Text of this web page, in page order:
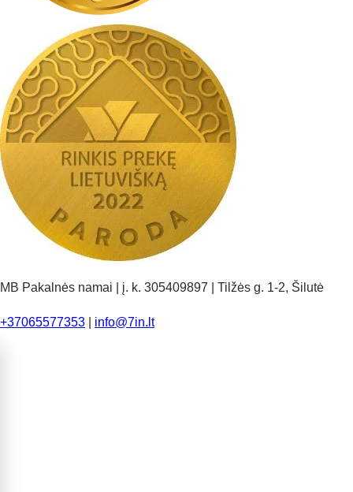
MB Pakalnės namai | į. k. 305409897 | Tilžės g. 1-2, Šilutė
+37065577353 info@7in.lt